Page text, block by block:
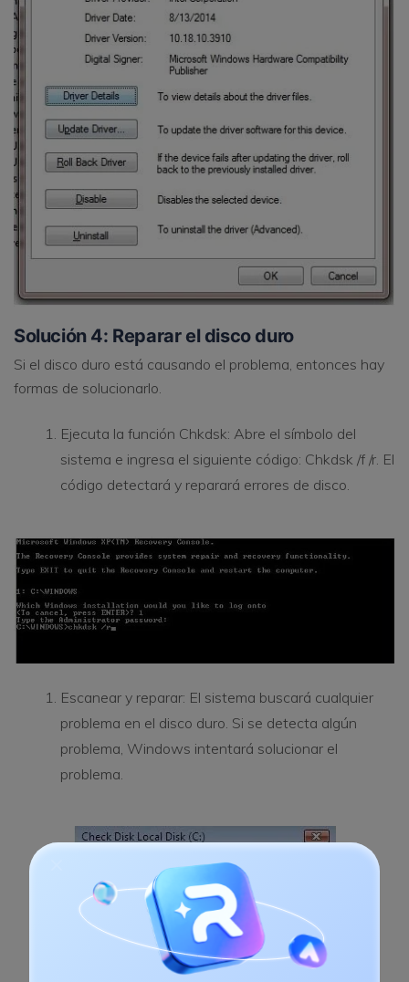
Solución 4: Reparar el disco duro
Si el disco duro está causando el problema, entonces hay
formas de solucionarlo.
Ejecuta la función Chkdsk: Abre el símbolo del
sistema e ingresa el siguiente código: Chkdsk /f /r. El
código detectará y reparará errores de disco.
Escanear y reparar: El sistema buscará cualquier
problema en el disco duro. Si se detecta algún
problema, Windows intentará solucionar el
problema.